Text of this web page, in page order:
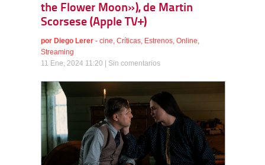
the Flower Moon»), de Martin
Scorsese (Apple TV+)
por Diego Lerer - cine, Críticas, Estrenos, Online,
Streaming
11 Ene, 2024 11:20 | Sin comentarios